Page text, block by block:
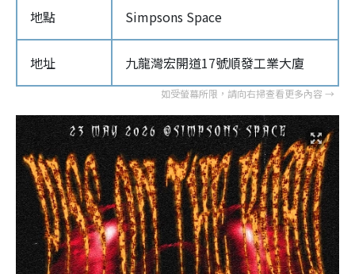
地點 Simpsons Space
地址 九龍灣宏開道17號順發工業大廈